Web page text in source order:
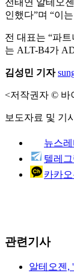
인했다”며 “이
전 대표는 “파
는 ALT-B4가
김성민 기자
<저작권자 © 바
보도자료 및 기
뉴스
텔레
카카
관련기사
알테오젠,